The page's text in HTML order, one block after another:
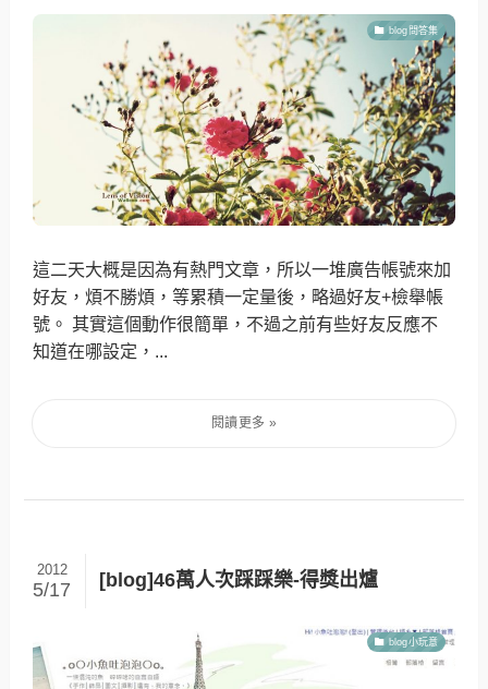
blog問答集
這二天大概是因為有熱門文章，所以一堆廣告帳號來加
好友，煩不勝煩，等累積一定量後，略過好友+檢舉帳
號。 其實這個動作很簡單，不過之前有些好友反應不
知道在哪設定，...
[blog]46萬人次踩踩樂-得獎出爐
2012
5/17
blog小玩意